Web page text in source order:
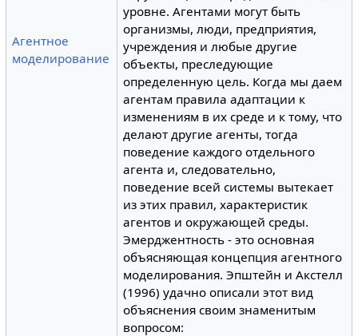
Агентное
моделирование
уровне. Агентами могут быть
организмы, люди, предприятия,
учреждения и любые другие
объекты, преследующие
определенную цель. Когда мы даем
агентам правила адаптации к
изменениям в их среде и к тому, что
делают другие агенты, тогда
поведение каждого отдельного
агента и, следовательно,
поведение всей системы вытекает
из этих правил, характеристик
агентов и окружающей среды.
Эмерджентность - это основная
объясняющая концепция агентного
моделирования. Эпштейн и Акстелл
(1996) удачно описали этот вид
объяснения своим знаменитым
вопросом: